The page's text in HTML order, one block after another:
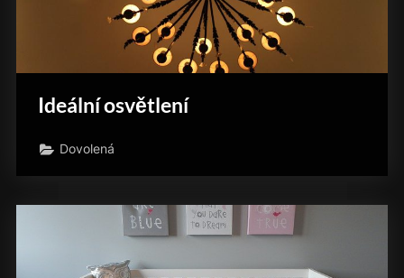
Ideální osvětlení
Dovolená